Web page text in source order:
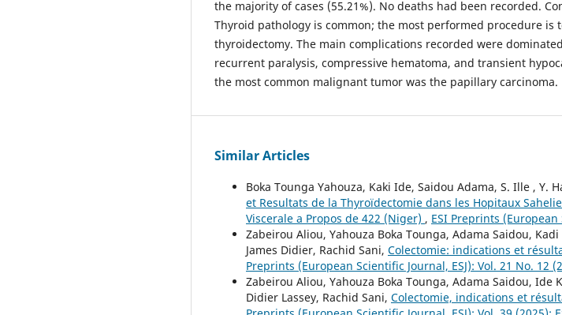
the majority of cases (55.21%). No deaths had been recorded.
Thyroid pathology is common; the most performed procedure is
thyroidectomy. The main complications recorded were
recurrent paralysis, compressive hematoma, and transient
the most common malignant tumor was the papillary carcinoma.
Similar Articles
Boka Tounga Yahouza, Kaki Ide, Saidou Adama, S. Ille , Y.
et Resultats de la Thyroïdectomie dans les Hopitaux
Viscerale a Propos de 422 (Niger) , ESI Preprints (European
Zabeirou Aliou, Yahouza Boka Tounga, Adama Saidou,
James Didier, Rachid Sani, Colectomie: indications et
Preprints (European Scientific Journal, ESJ): Vol. 21 No. 12
Zabeirou Aliou, Yahouza Boka Tounga, Adama Saidou, Ide
Didier Lassey, Rachid Sani, Colectomie, indications et